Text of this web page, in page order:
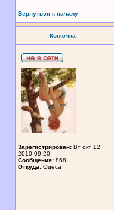
Вернуться к началу
Колючка
Зарегистрирован: Вт окт 12,
2010 09:20
Сообщения: 868
Откуда: Одеса